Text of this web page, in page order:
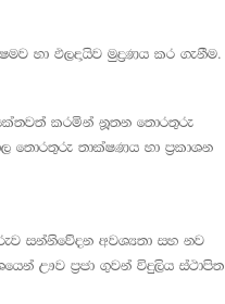
හා ඵලදායිව මුද්‍රණය කර ගැනීම.
කරමින් නූතන තොරතුරු
තොරතුරු තාක්ෂණය හා ප්‍රකාශන
සන්නිවේදන අවශ්‍යතා සහ නව
ඌව ප්‍රජා ගුවන් විදුලිය ස්ථාපිත